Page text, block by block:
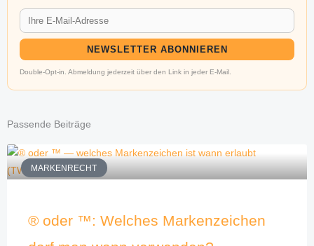
NEWSLETTER ABONNIEREN
Double-Opt-in. Abmeldung jederzeit über den Link in jeder E-Mail.
Passende Beiträge
MARKENRECHT
® oder ™: Welches Markenzeichen